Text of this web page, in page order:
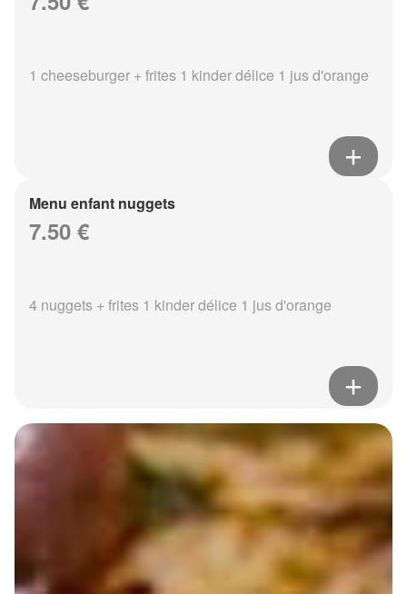
1 cheeseburger + frites 1 kinder délice 1 jus d'orange
Menu enfant nuggets
7.50 €
4 nuggets + frites 1 kinder délice 1 jus d'orange